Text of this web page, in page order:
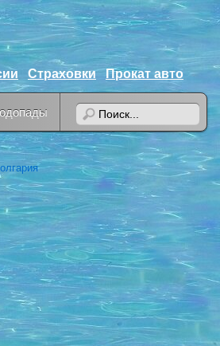
Страховки Прокат авто